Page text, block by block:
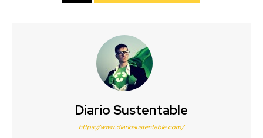
Diario Sustentable
https://www.diariosustentable.com/